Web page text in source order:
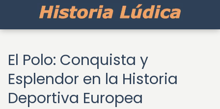
El Polo: Conquista y
Esplendor en la Historia
Deportiva Europea